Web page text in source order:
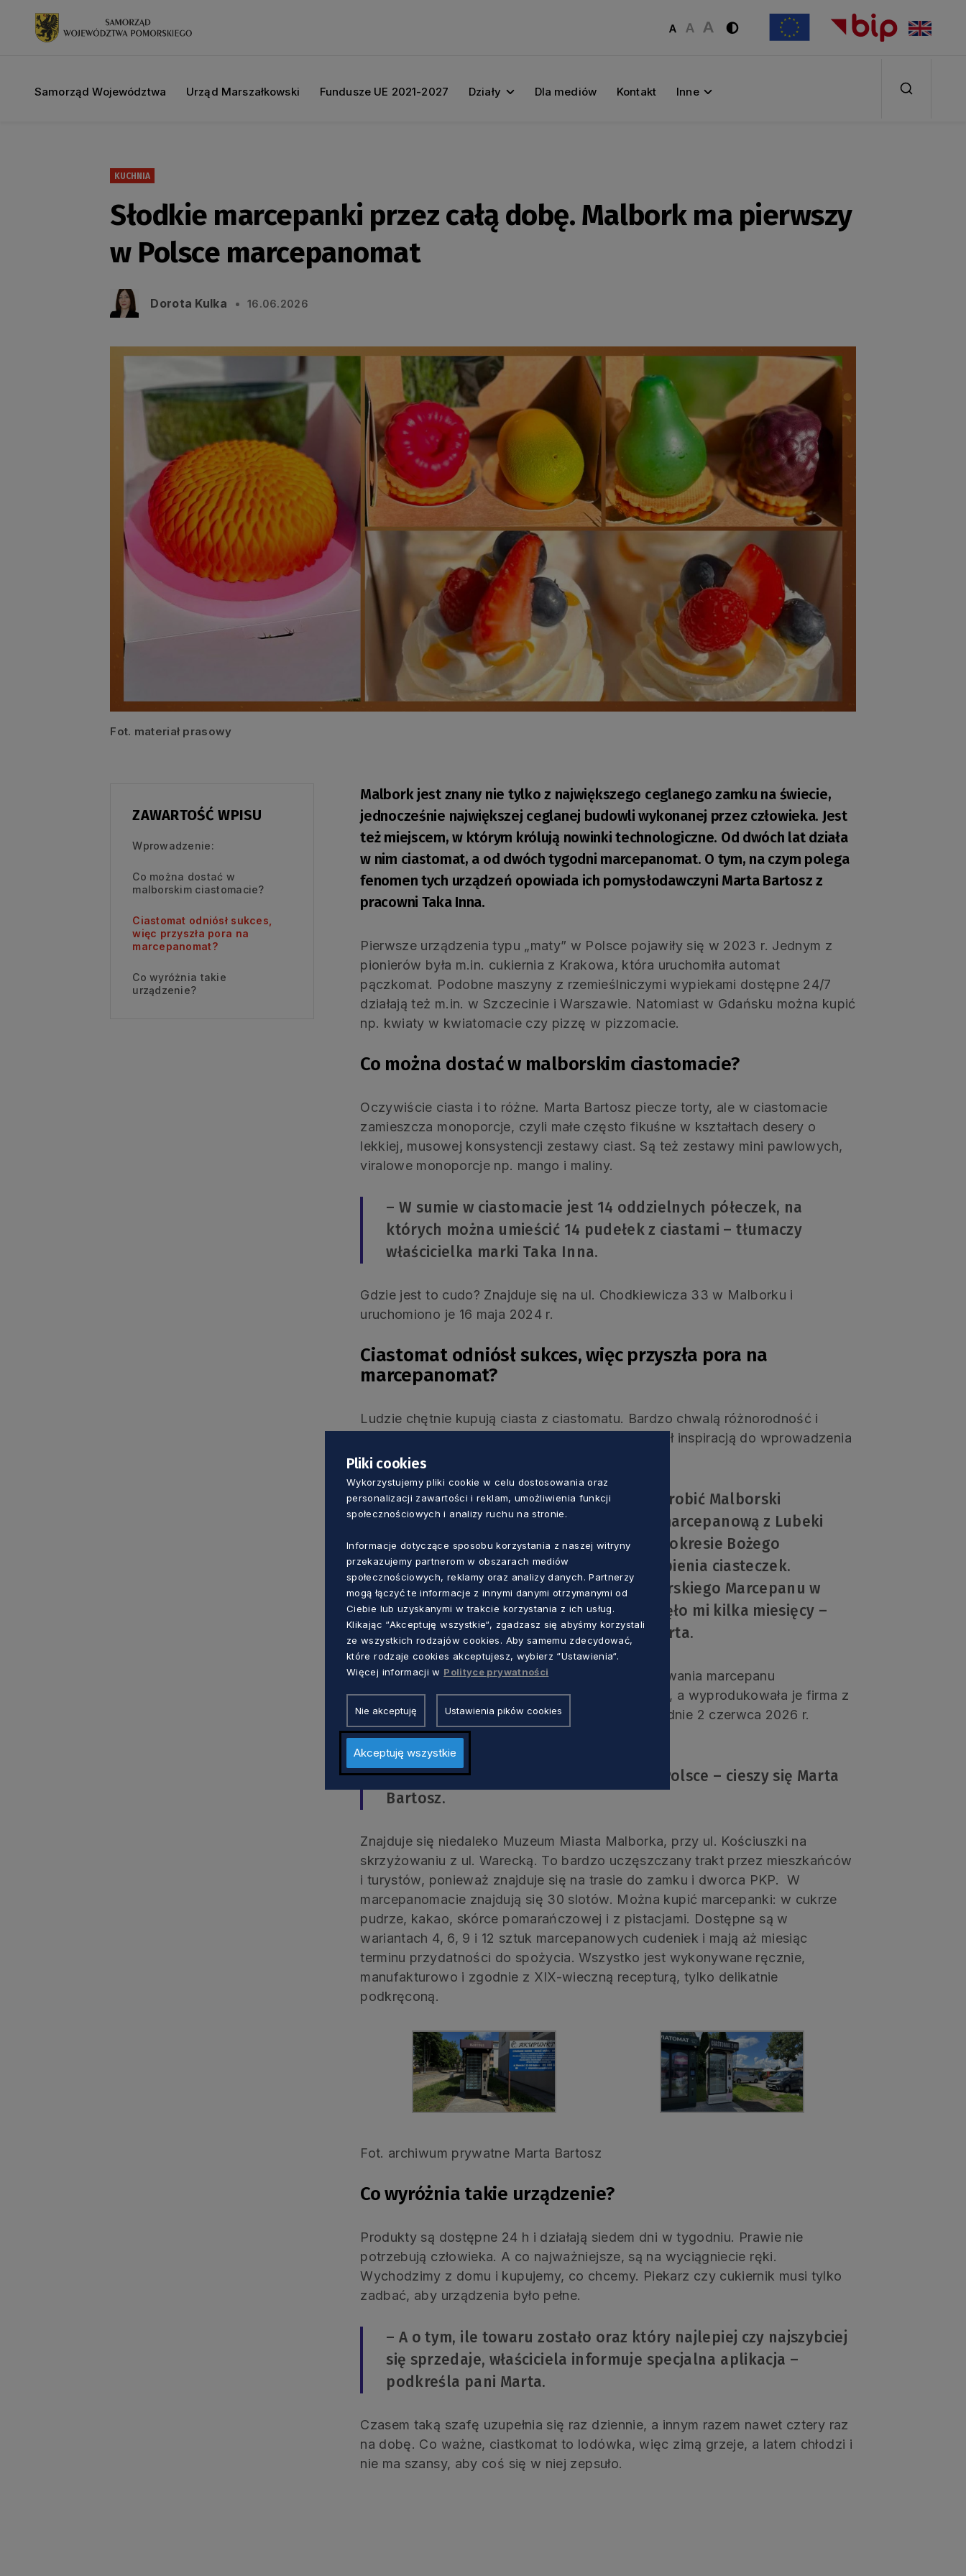
Samorząd Województwa Urząd Marszałkowski Fundusze UE 2021-2027 Działy Dla mediów Kontakt Inne
KUCHNIA
Słodkie marcepanki przez całą dobę. Malbork ma pierwszy
w Polsce marcepanomat
Dorota Kulka 16.06.2026
Fot. materiał prasowy
ZAWARTOŚĆ WPISU
Wprowadzenie:
Co można dostać w
malborskim ciastomacie?
Ciastomat odniósł sukces,
więc przyszła pora na
marcepanomat?
Co wyróżnia takie
urządzenie?
Malbork jest znany nie tylko z największego ceglanego zamku na świecie,
jednocześnie największej ceglanej budowli wykonanej przez człowieka. Jest
też miejscem, w którym królują nowinki technologiczne. Od dwóch lat działa
w nim ciastomat, a od dwóch tygodni marcepanomat. O tym, na czym polega
fenomen tych urządzeń opowiada ich pomysłodawczyni Marta Bartosz z
pracowni Taka Inna.
Pierwsze urządzenia typu „maty” w Polsce pojawiły się w 2023 r. Jednym z
pionierów była m.in. cukiernia z Krakowa, która uruchomiła automat
pączkomat. Podobne maszyny z rzemieślniczymi wypiekami dostępne 24/7
działają też m.in. w Szczecinie i Warszawie. Natomiast w Gdańsku można kupić
np. kwiaty w kwiatomacie czy pizzę w pizzomacie.
Co można dostać w malborskim ciastomacie?
Oczywiście ciasta i to różne. Marta Bartosz piecze torty, ale w ciastomacie
zamieszcza monoporcje, czyli małe często fikuśne w kształtach desery o
lekkiej, musowej konsystencji zestawy ciast. Są też zestawy mini pawlowych,
viralowe monoporcje np. mango i maliny.
– W sumie w ciastomacie jest 14 oddzielnych półeczek, na
których można umieścić 14 pudełek z ciastami – tłumaczy
właścicielka marki Taka Inna.
Gdzie jest to cudo? Znajduje się na ul. Chodkiewicza 33 w Malborku i
uruchomiono je 16 maja 2024 r.
Ciastomat odniósł sukces, więc przyszła pora na
marcepanomat?
Ludzie chętnie kupują ciasta z ciastomatu. Bardzo chwalą różnorodność i
dostępność produktów. To właśnie ten sukces był inspiracją do wprowadzenia
marcepana, który również miał swoich fanów.
– Zanim zaczęłam robić Malborski
Marcepan, masę marcepanową z Lubeki
używałam tylko w okresie Bożego
Narodzenia do robienia ciasteczek.
Stworzenie Malborskiego Marcepanu w
obecnej wersji zajęło mi kilka miesięcy –
opowiada pani Marta.
Urządzenie do wydawania marcepanu
zaprojektowała sama, a wyprodukowała je firma z
Częstochowy. Dokładnie 2 czerwca 2026 r.
marcepanomat został uruchomiony.
– To pierwsze tego typu urządzenie w Polsce – cieszy się Marta
Bartosz.
Znajduje się niedaleko Muzeum Miasta Malborka, przy ul. Kościuszki na
skrzyżowaniu z ul. Warecką. To bardzo uczęszczany trakt przez mieszkańców
i turystów, ponieważ znajduje się na trasie do zamku i dworca PKP. W
marcepanomacie znajdują się 30 slotów. Można kupić marcepanki: w cukrze
pudrze, kakao, skórce pomarańczowej i z pistacjami. Dostępne są w
wariantach 4, 6, 9 i 12 sztuk marcepanowych cudeniek i mają aż miesiąc
terminu przydatności do spożycia. Wszystko jest wykonywane ręcznie,
manufakturowo i zgodnie z XIX-wieczną recepturą, tylko delikatnie
podkręconą.
Fot. archiwum prywatne Marta Bartosz
Co wyróżnia takie urządzenie?
Produkty są dostępne 24 h i działają siedem dni w tygodniu. Prawie nie
potrzebują człowieka. A co najważniejsze, są na wyciągniecie ręki.
Wychodzimy z domu i kupujemy, co chcemy. Piekarz czy cukiernik musi tylko
zadbać, aby urządzenia było pełne.
– A o tym, ile towaru zostało oraz który najlepiej czy najszybciej
się sprzedaje, właściciela informuje specjalna aplikacja –
podkreśla pani Marta.
Czasem taką szafę uzupełnia się raz dziennie, a innym razem nawet cztery raz
na dobę. Co ważne, ciastkomat to lodówka, więc zimą grzeje, a latem chłodzi i
nie ma szansy, aby coś się w niej zepsuło.
Pliki cookies
Wykorzystujemy pliki cookie w celu dostosowania oraz
personalizacji zawartości i reklam, umożliwienia funkcji
społecznościowych i analizy ruchu na stronie.
Informacje dotyczące sposobu korzystania z naszej witryny
przekazujemy partnerom w obszarach mediów
społecznościowych, reklamy oraz analizy danych. Partnerzy
mogą łączyć te informacje z innymi danymi otrzymanymi od
Ciebie lub uzyskanymi w trakcie korzystania z ich usług.
Klikając “Akceptuję wszystkie“, zgadzasz się abyśmy korzystali
ze wszystkich rodzajów cookies. Aby samemu zdecydować,
które rodzaje cookies akceptujesz, wybierz “Ustawienia“.
Więcej informacji w Polityce prywatności
Nie akceptuję Ustawienia pików cookies
Akceptuję wszystkie